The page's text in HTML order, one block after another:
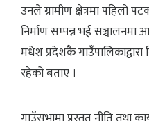
उनले ग्रामीण क्षेत्रमा पहिलो
निर्माण सम्पन्न भई
मधेश प्रदेशकै
रहेको बताए ।